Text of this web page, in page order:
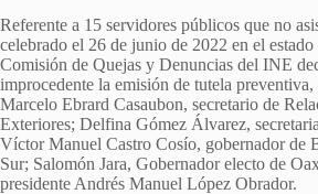
Referente a 15 servidores públicos que no
celebrado el 26 de junio de 2022 en el
Comisión de Quejas y Denuncias del INE
improcedente la emisión de tutela preventiva,
Marcelo Ebrard Casaubon, secretario de
Exteriores; Delfina Gómez Álvarez,
Víctor Manuel Castro Cosío, gobernador de
Sur; Salomón Jara, Gobernador electo de
presidente Andrés Manuel López Obrador.